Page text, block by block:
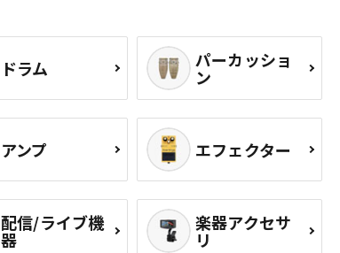
ドラム パーカッショ
ン
アンプ エフェクター
配信/ライブ機
器
楽器アクセサ
リ